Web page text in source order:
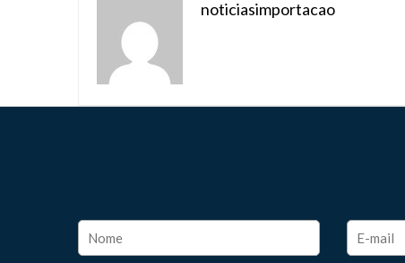
noticiasimportacao